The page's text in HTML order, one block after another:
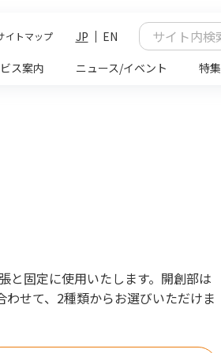
イトマップ JP
EN
ス案内
ニュース/イベント 特集
と固定に使用いたします。開創部は
せて、2種類からお選びいただけま